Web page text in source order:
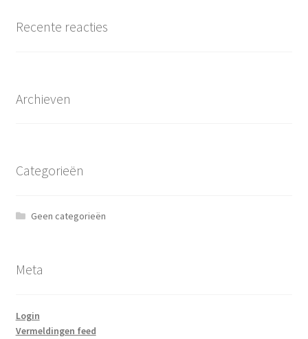
Recente reacties
Archieven
Categorieën
Geen categorieën
Meta
Login
Vermeldingen feed